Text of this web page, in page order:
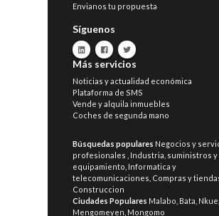
Envianos tu propuesta
Síguenos
Más servicios
Noticias y actualidad económica
Plataforma de SMS
Vende y alquila inmuebles
Coches de segunda mano
Búsquedas populares Negocios y
profesionales
Industria, suministros y
equipamiento Informatica y
telecomunicaciones Compras y
Construccion
Ciudades Populares Malabo Bata Nkue
Mengomeyen Mongomo